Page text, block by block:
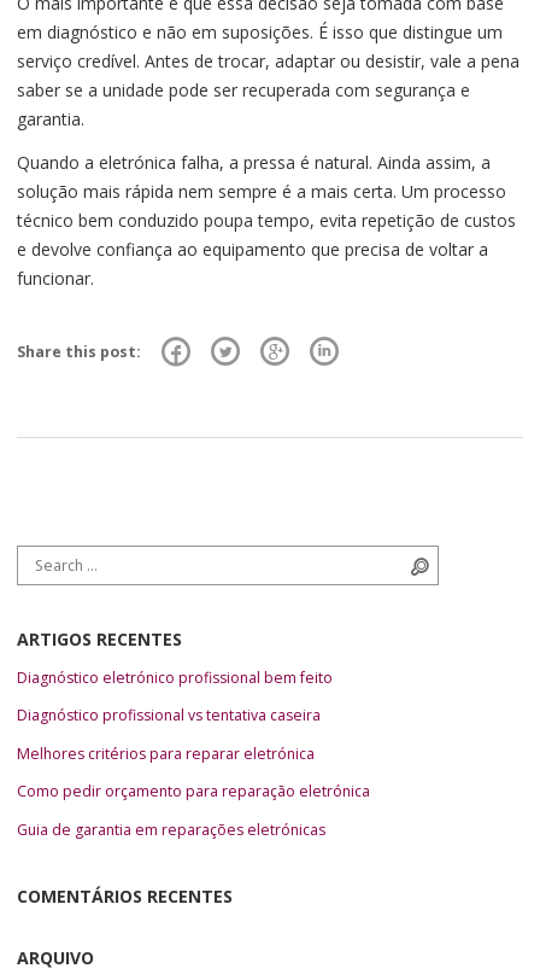
em diagnóstico e não em suposições. É isso que distingue um
serviço credível. Antes de trocar, adaptar ou desistir, vale a pena
saber se a unidade pode ser recuperada com segurança e
garantia.
Quando a eletrónica falha, a pressa é natural. Ainda assim, a
solução mais rápida nem sempre é a mais certa. Um processo
técnico bem conduzido poupa tempo, evita repetição de custos
e devolve confiança ao equipamento que precisa de voltar a
funcionar.
Share this post:
Search for:
ARTIGOS RECENTES
Diagnóstico eletrónico profissional bem feito
Diagnóstico profissional vs tentativa caseira
Melhores critérios para reparar eletrónica
Como pedir orçamento para reparação eletrónica
Guia de garantia em reparações eletrónicas
COMENTÁRIOS RECENTES
ARQUIVO